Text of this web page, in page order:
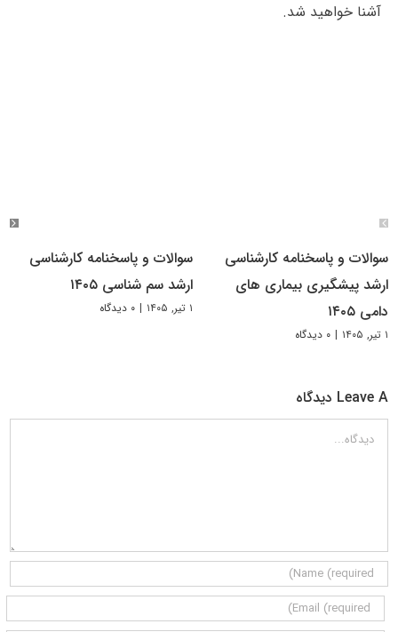
آشنا خواهید شد.
سوالات و پاسخنامه کارشناسی
ارشد پیشگیری بیماری های
دامی ۱۴۰۵
۱ تیر, ۱۴۰۵ | ۰ دیدگاه
سوالات و پاسخنامه کارشناسی
ارشد سم شناسی ۱۴۰۵
۱ تیر, ۱۴۰۵ | ۰ دیدگاه
Leave A دیدگاه
دیدگاه